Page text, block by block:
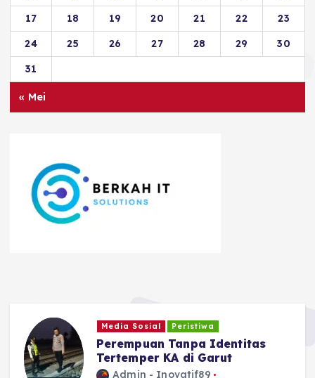
17
18 19 20 21 22
23
24
25 26 27 28 29
30
31
« Mei
Ragam
Safari Tantan Sulthon
Bukhawan Berakhir di Ciamis
Admin - Inovatif89